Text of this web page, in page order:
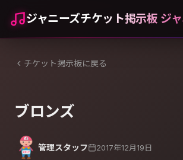
ジャニーズチケット掲示板 ジ
チケット掲示板に戻る
ブロンズ
管理スタッフ 2017年12月19日